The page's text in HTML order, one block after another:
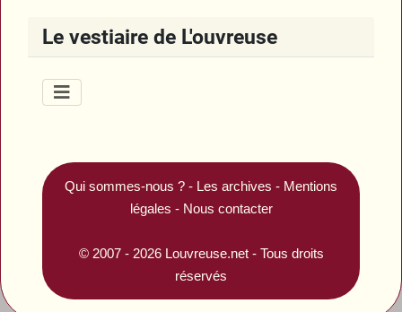
Le vestiaire de L'ouvreuse
Qui sommes-nous ? - Les archives - Mentions
légales - Nous contacter
© 2007 - 2026 Louvreuse.net- Tous droits
réservés